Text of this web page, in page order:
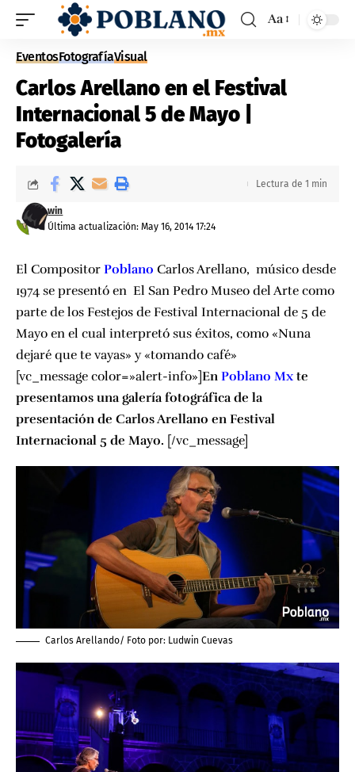
Aa
EventosFotografíaVisual
Carlos Arellano en el Festival
Internacional 5 de Mayo |
Fotogalería
Última actualización: May 16, 2014 17:24
win
Lectura de 1 min
El Compositor Poblano Carlos Arellano, músico desde
1974 se presentó en El San Pedro Museo del Arte como
parte de los Festejos de Festival Internacional de 5 de
Mayo en el cual interpretó sus éxitos, como «Nuna
dejaré que te vayas» y «tomando café»
[vc_message color=»alert-info»]En Poblano Mx te
presentamos una galería fotográfica de la
presentación de Carlos Arellano en Festival
Internacional 5 de Mayo. [/vc_message]
Carlos Arellando/ Foto por: Ludwin Cuevas